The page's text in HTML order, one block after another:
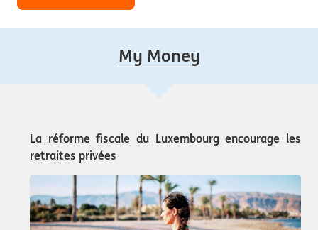
My Money
La réforme fiscale du Luxembourg encourage les
retraites privées